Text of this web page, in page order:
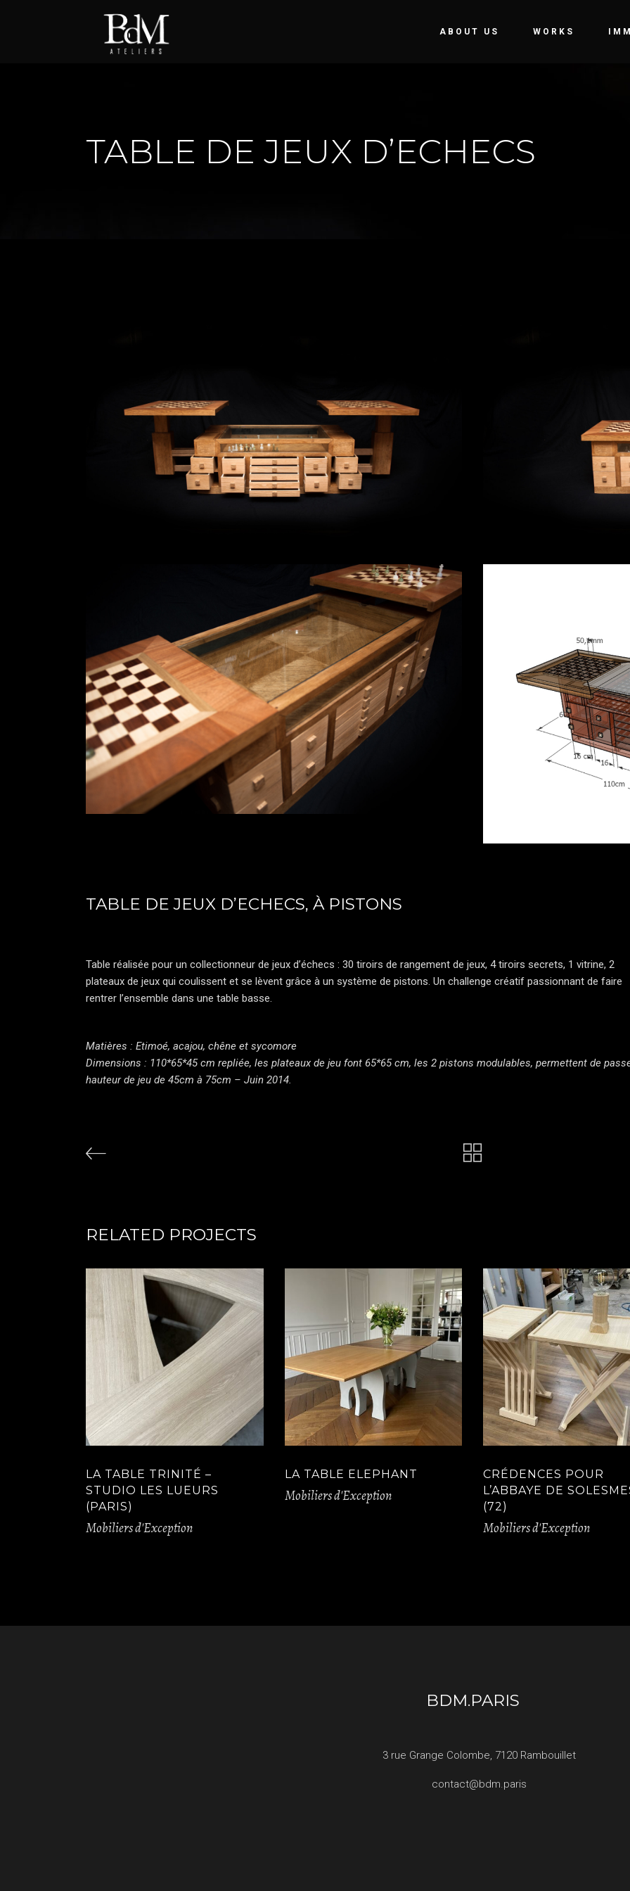
ABOUT US WORKS
TABLE DE JEUX D’ECHECS
TABLE DE JEUX D’ECHECS, À PISTONS
Table réalisée pour un collectionneur de jeux d’échecs : 30 tiroirs de rangement de jeux, 4 tiroirs secrets, 1 vitrine, 2
plateaux de jeux qui coulissent et se lèvent grâce à un système de pistons. Un challenge créatif passionnant de faire
rentrer l’ensemble dans une table basse.
Matières : Etimoé, acajou, chêne et sycomore
Dimensions : 110*65*45 cm repliée, les plateaux de jeu font 65*65 cm, les 2 pistons modulables, permettent de
hauteur de jeu de 45cm à 75cm – Juin 2014.
RELATED PROJECTS
LA TABLE TRINITÉ –
STUDIO LES LUEURS
(PARIS)
Mobiliers d'Exception
LA TABLE ELEPHANT
Mobiliers d'Exception
CRÉDENCES POUR
L’ABBAYE DE
(72)
Mobiliers d'Exception
BDM.PARIS
3 rue Grange Colombe, 7120 Rambouillet
contact@bdm.paris